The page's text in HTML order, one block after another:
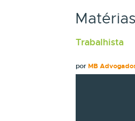
Trabalhista
por MB